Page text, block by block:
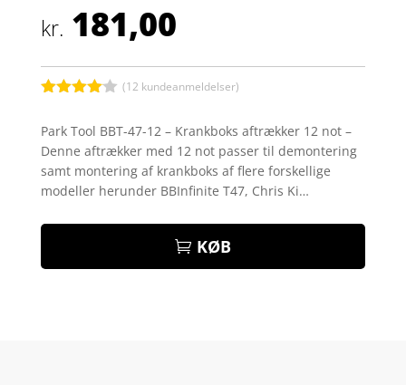
kr. 181,00
ud af 5
baseret
kundebed
ømmelse
(12 kundeanmeldelser)
Park Tool BBT-47-12 – Krankboks aftrækker 12 not –
Denne aftrækker med 12 not passer til demontering
samt montering af krankboks af flere forskellige
modeller herunder BBInfinite T47, Chris Ki…
KØB